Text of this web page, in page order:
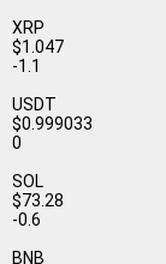
XRP
$1.047
-1.1
USDT
$0.999033
0
SOL
$73.28
-0.6
BNB